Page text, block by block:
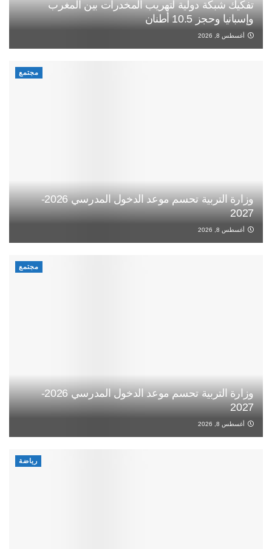
تفكيك شبكة دولية لتهريب المخدرات بين المغرب
وإسبانيا وحجز 10.5 أطنان
أغسطس 8, 2026
مجتمع
وزارة التربية تحسم موعد الدخول المدرسي 2026-
2027
أغسطس 8, 2026
مجتمع
وزارة التربية تحسم موعد الدخول المدرسي 2026-
2027
أغسطس 8, 2026
رياضة